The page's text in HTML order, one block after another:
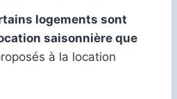
logements sont
saisonnière que
à la location